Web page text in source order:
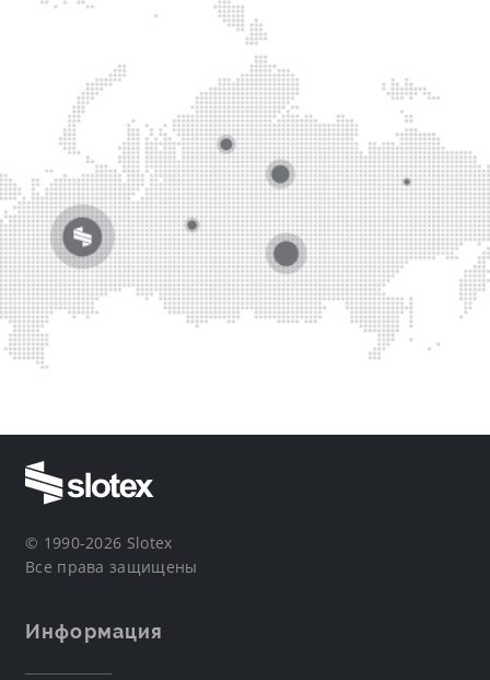
© 1990-2026 Slotex
Все права защищены
Информация